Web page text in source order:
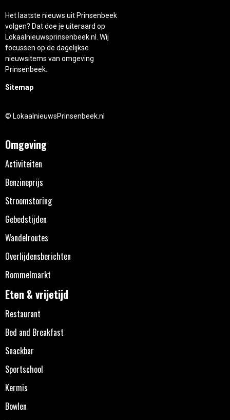
Het laatste nieuws uit Prinsenbeek
volgen? Dat doe je uiteraard op
Lokaalnieuwsprinsenbeek.nl. Wij
focussen op de dagelijkse
nieuwsitems van omgeving
Prinsenbeek.
Sitemap
© LokaalnieuwsPrinsenbeek.nl
Omgeving
Activiteiten
Benzineprijs
Stroomstoring
Gebedstijden
Wandelroutes
Overlijdensberichten
Rommelmarkt
Eten & vrijetijd
Restaurant
Bed and Breakfast
Snackbar
Sportschool
Kermis
Bowlen